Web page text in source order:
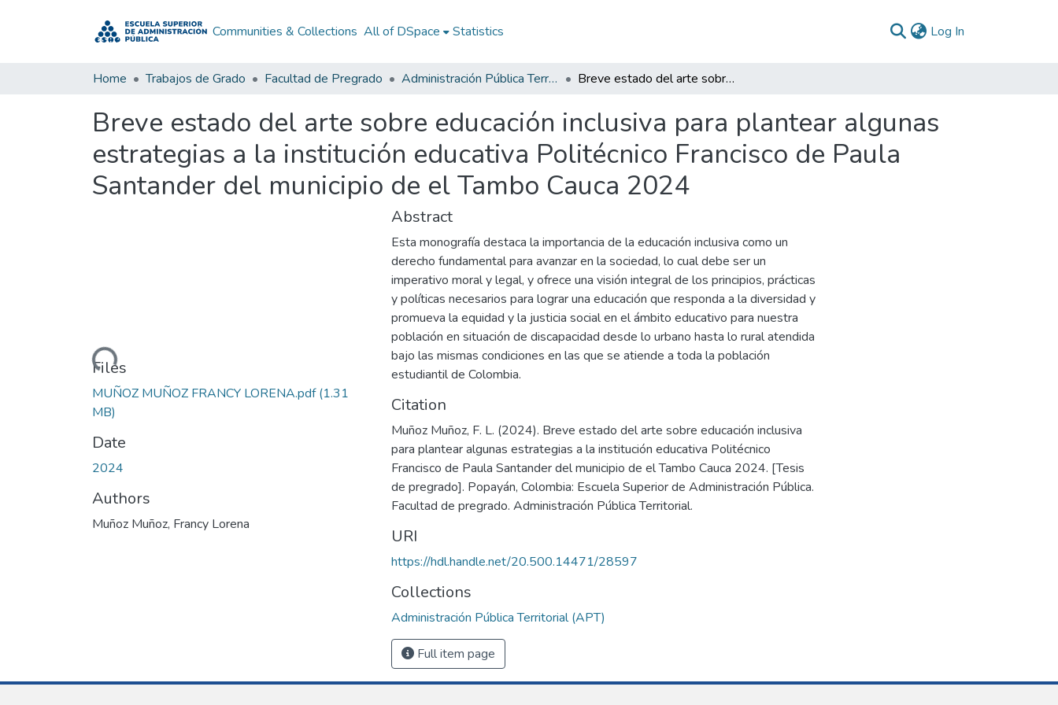
Communities & Collections All of DSpace Statistics Log In
Home Trabajos de Grado Facultad de Pregrado Administración Pública Territorial (APT) Breve estado del arte sobre educación inclusiva para plantear algunas estrategias a la institución educativa Politécnico Francisco de Paula Santander del municipio de el Tambo Cauca 2024
Breve estado del arte sobre educación inclusiva para plantear algunas
estrategias a la institución educativa Politécnico Francisco de Paula
Santander del municipio de el Tambo Cauca 2024
Loading...
Files
MUÑOZ MUÑOZ FRANCY LORENA.pdf(1.31
MB)
Date
2024
Authors
Muñoz Muñoz, Francy Lorena
Abstract
Esta monografía destaca la importancia de la educación inclusiva como un
derecho fundamental para avanzar en la sociedad, lo cual debe ser un
imperativo moral y legal, y ofrece una visión integral de los principios, prácticas
y políticas necesarios para lograr una educación que responda a la diversidad y
promueva la equidad y la justicia social en el ámbito educativo para nuestra
población en situación de discapacidad desde lo urbano hasta lo rural atendida
bajo las mismas condiciones en las que se atiende a toda la población
estudiantil de Colombia.
Citation
Muñoz Muñoz, F. L. (2024). Breve estado del arte sobre educación inclusiva
para plantear algunas estrategias a la institución educativa Politécnico
Francisco de Paula Santander del municipio de el Tambo Cauca 2024. [Tesis
de pregrado]. Popayán, Colombia: Escuela Superior de Administración Pública.
Facultad de pregrado. Administración Pública Territorial.
URI
https://hdl.handle.net/20.500.14471/28597
Collections
Administración Pública Territorial (APT)
Full item page